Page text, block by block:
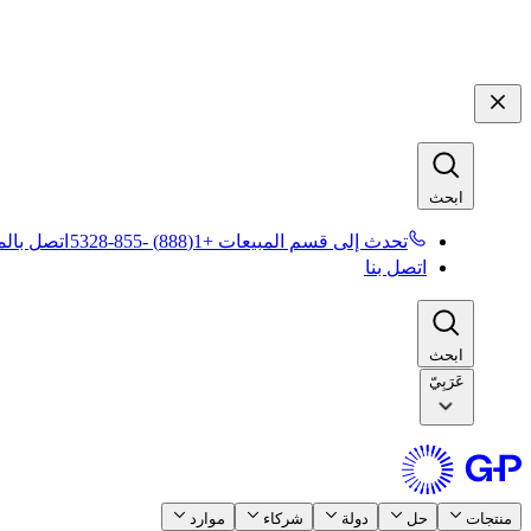
ابحث​​
تحدث إلى قسم المبيعات +1(888) -855-5328​​
اتصل
اتصل بنا​​
ابحث​​
عَرَبِيّ
منتجات​​ حل​​ دولة​​ شركاء​​
موارد​​